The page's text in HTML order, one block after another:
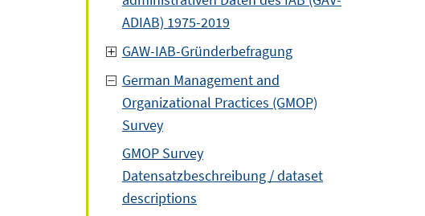
ADIAB) 1975-2019
GAW-IAB-Gründerbefragung
German Management and
Organizational Practices (GMOP)
Survey
GMOP Survey
Datensatzbeschreibung / dataset
descriptions